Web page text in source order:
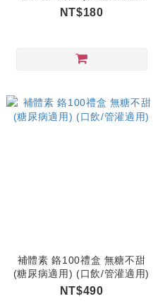
(口飲/管灌適用)
NT$180
補體素 鉻100禮盒 無糖不甜
(糖尿病適用) (口飲/管灌適用)
NT$490